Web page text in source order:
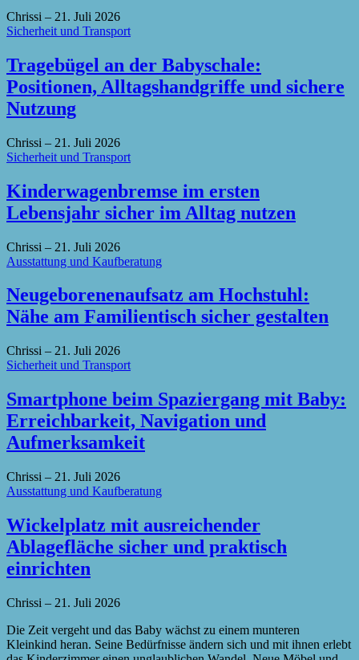
Chrissi – 21. Juli 2026
Sicherheit und Transport
Tragebügel an der Babyschale:
Positionen, Alltagshandgriffe und sichere
Nutzung
Chrissi – 21. Juli 2026
Sicherheit und Transport
Kinderwagenbremse im ersten
Lebensjahr sicher im Alltag nutzen
Chrissi – 21. Juli 2026
Ausstattung und Kaufberatung
Neugeborenenaufsatz am Hochstuhl:
Nähe am Familientisch sicher gestalten
Chrissi – 21. Juli 2026
Sicherheit und Transport
Smartphone beim Spaziergang mit Baby:
Erreichbarkeit, Navigation und
Aufmerksamkeit
Chrissi – 21. Juli 2026
Ausstattung und Kaufberatung
Wickelplatz mit ausreichender
Ablagefläche sicher und praktisch
einrichten
Chrissi – 21. Juli 2026
Die Zeit vergeht und das Baby wächst zu einem munteren
Kleinkind heran. Seine Bedürfnisse ändern sich und mit ihnen erlebt